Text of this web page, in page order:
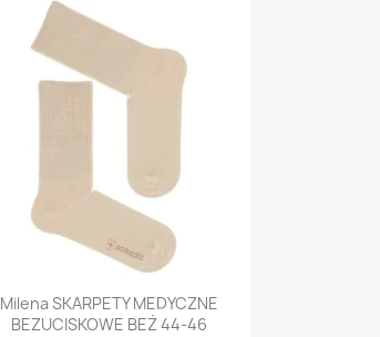
Szybki podgląd
Milena SKARPETY MEDYCZNE
BEZUCISKOWE BEŻ 44-46